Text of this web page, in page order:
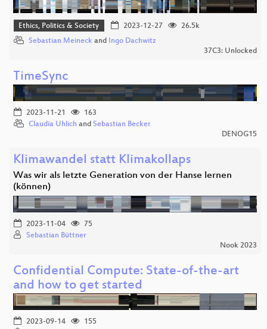
Ethics, Politics & Society 2023-12-27
26.5k
Sebastian Meineck and
Ingo Dachwitz
37C3: Unlocked
TimeSync
2023-11-21
163
Claudia Uhlich and Sebastian Becker
DENOG15
Klimawandel statt Klimakollaps
Was wir als letzte Generation von der Hanse lernen
(können)
2023-11-04
75
Sebastian Büttner
Nook 2023
Confidential Compute: State-of-the-art
and how to get started
2023-09-14
155